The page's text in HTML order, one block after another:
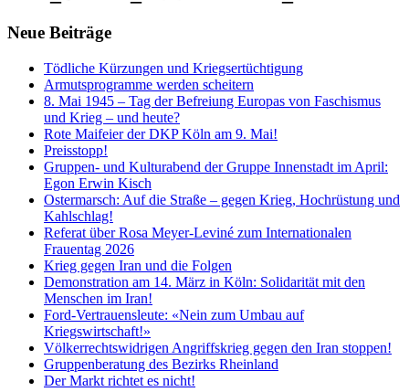
Neue Beiträge
Tödliche Kürzungen und Kriegsertüchtigung
Armutsprogramme werden scheitern
8. Mai 1945 – Tag der Befreiung Europas von Faschismus
und Krieg – und heute?
Rote Maifeier der DKP Köln am 9. Mai!
Preisstopp!
Gruppen- und Kulturabend der Gruppe Innenstadt im April:
Egon Erwin Kisch
Ostermarsch: Auf die Straße – gegen Krieg, Hochrüstung und
Kahlschlag!
Referat über Rosa Meyer-Leviné zum Internationalen
Frauentag 2026
Krieg gegen Iran und die Folgen
Demonstration am 14. März in Köln: Solidarität mit den
Menschen im Iran!
Ford-Vertrauensleute: «Nein zum Umbau auf
Kriegswirtschaft!»
Völkerrechtswidrigen Angriffskrieg gegen den Iran stoppen!
Gruppenberatung des Bezirks Rheinland
Der Markt richtet es nicht!